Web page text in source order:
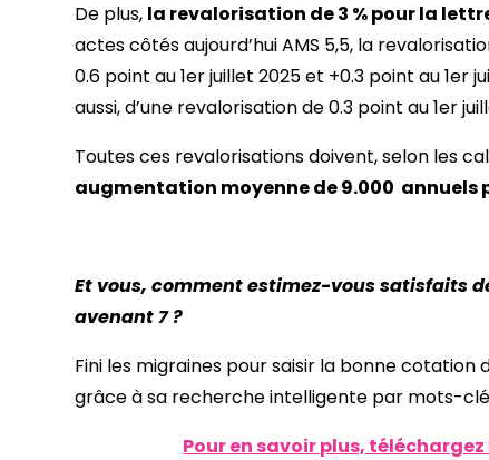
De plus, la revalorisation de 3 % pour la
actes côtés aujourd’hui AMS 5,5, la
0.6 point au 1er juillet 2025 et +0.3 point au 1er
aussi, d’une revalorisation de 0.3 point au 1er
Toutes ces revalorisations doivent, selon les
augmentation moyenne de 9.000  annuels
Et vous, comment estimez-vous satisfaits
avenant 7 ?
Fini les migraines pour saisir la bonne cotation
grâce à sa recherche intelligente par mots-
Pour en savoir plus,